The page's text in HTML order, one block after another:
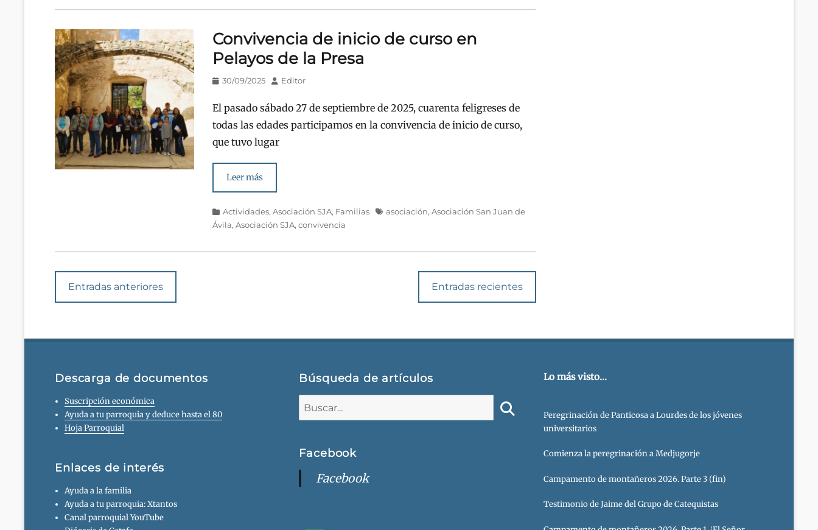
Convivencia de inicio de curso en
Pelayos de la Presa
Publicado
30/09/2025 AutorEditor
El pasado sábado 27 de septiembre de 2025, cuarenta feligreses de
todas las edades participamos en la convivencia de inicio de curso,
que tuvo lugar
Leer más
Categorías
Actividades,Asociación SJA, Familias Etiquetas
asociación,Asociación San Juan de
Ávila,Asociación SJA,convivencia
Navegación
en
entradas
Entradas anteriores Entradas recientes
Descarga de documentos
Suscripción económica
Ayuda a tu parroquia y deduce hasta el 80
Hoja Parroquial
Enlaces de interés
Ayuda a la familia
Ayuda a tu parroquia: Xtantos
Canal parroquial YouTube
Búsqueda de artículos
Facebook
Facebook
Lo más visto...
Peregrinación de Panticosa a Lourdes de los jóvenes
universitarios
Comienza la peregrinación a Medjugorje
Campamento de montañeros 2026. Parte 3 (fin)
Testimonio de Jaime del Grupo de Catequistas